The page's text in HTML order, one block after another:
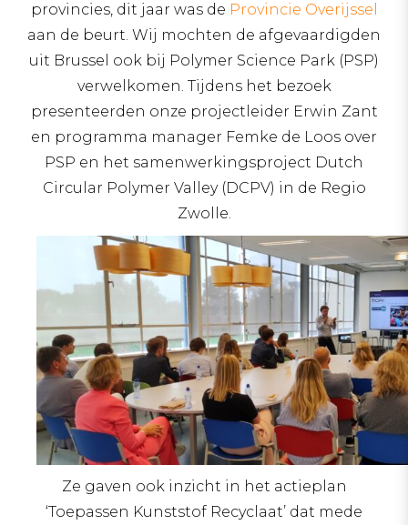
provincies, dit jaar was de Provincie Overijssel
aan de beurt. Wij mochten de afgevaardigden
uit Brussel ook bij Polymer Science Park (PSP)
verwelkomen. Tijdens het bezoek
presenteerden onze projectleider Erwin Zant
en programma manager Femke de Loos over
PSP en het samenwerkingsproject Dutch
Circular Polymer Valley (DCPV) in de Regio
Zwolle.
Ze gaven ook inzicht in het actieplan
‘Toepassen Kunststof Recyclaat’ dat mede